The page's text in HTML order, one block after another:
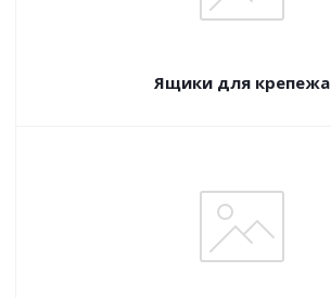
Ящики для крепежа